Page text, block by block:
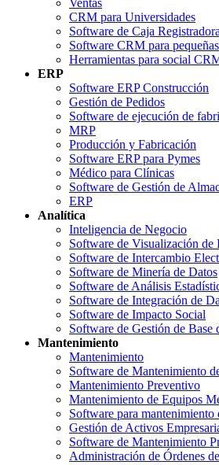
Ventas
CRM para Universidades
Software de Caja Registradora
Software CRM para
Herramientas para social
ERP
Software ERP Construcción
Gestión de Pedidos
Software de ejecución de
MRP
Producción y Fabricación
Software ERP para Pymes
Médico para Clínicas
Software de Gestión de
ERP
Analítica
Inteligencia de Negocio
Software de Visualización de
Software de Intercambio
Software de Minería de Datos
Software de Análisis
Software de Integración de
Software de Impacto Social
Software de Gestión de Base
Mantenimiento
Mantenimiento
Software de Mantenimiento
Mantenimiento Preventivo
Mantenimiento de Equipos
Software para mantenimiento
Gestión de Activos
Software de Mantenimiento
Administración de Órdenes